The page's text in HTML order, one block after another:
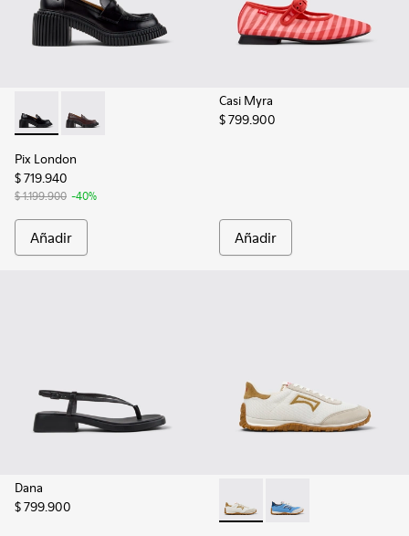
Pix London - K201811-001 - Mocasines negros de piel para
Pix London - K201811-005
Pix London
$ 719.940
$ 1.199.900 -40%
Añadir
Casi Myra
$ 799.900
Añadir
Dana
$ 799.900
Drift Walk - K201886-001 -
Drift Walk -